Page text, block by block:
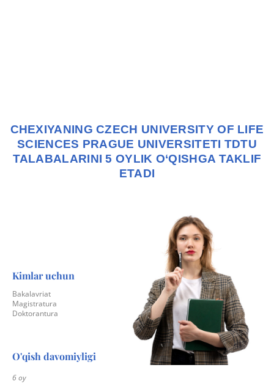
CHEXIYANING CZECH UNIVERSITY OF LIFE
SCIENCES PRAGUE UNIVERSITETI TDTU
TALABALARINI 5 OYLIK O‘QISHGA TAKLIF
ETADI
Kimlar uchun
Bakalavriat
Magistratura
Doktorantura
O'qish davomiyligi
6 oy